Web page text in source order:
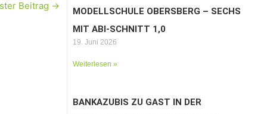
Beitrag →
MODELLSCHULE OBERSBERG – SECHS
MIT ABI-SCHNITT 1,0
19. Juni 2026
Weiterlesen »
BANKAZUBIS ZU GAST IN DER